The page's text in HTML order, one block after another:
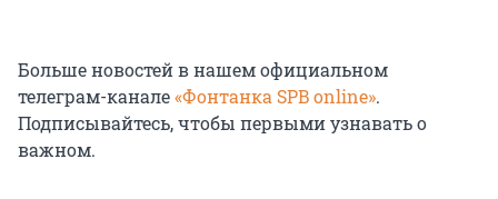
Больше новостей в нашем официальном
телеграм-канале«Фонтанка SPB online».
Подписывайтесь, чтобы первыми узнавать о
важном.